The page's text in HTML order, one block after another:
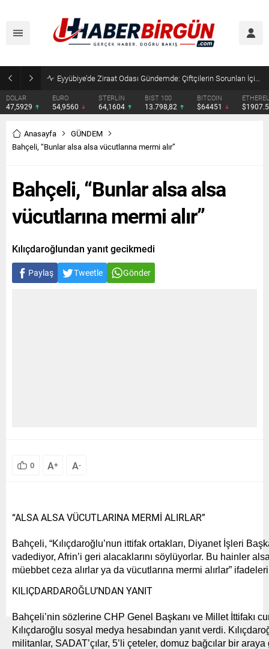
Eyyübiye’de Ziraat Odası Gündemde: Çiftçilerin Sorunları İçin Yeni Çağrı
DOLAR
47,5929
EURO
54,9560
STERLİN
64,1604
BIST 100
13.798,82
BITCOIN
$64451
Anasayfa
GÜNDEM
Bahçeli, “Bunlar alsa alsa vücutlarına mermi alır”
Bahçeli, “Bunlar alsa alsa
vücutlarına mermi alır”
Kılıçdaroğlundan yanıt gecikmedi
Paylaş Tweetle Gönder
0 A+ A-
“ALSA ALSA VÜCUTLARINA MERMİ ALIRLAR”
Bahçeli, “Kılıçdaroğlu’nun ittifak ortakları, Diyanet İşleri
vadediyor, Afrin’i geri alacaklarını söylüyorlar. Bu hainler
müebbet ceza alırlar ya da vücutlarına mermi alırlar”
KILIÇDARDAROĞLU’NDAN YANIT
Bahçeli’nin sözlerine CHP Genel Başkanı ve Millet İttifakı
Kılıçdaroğlu sosyal medya hesabından yanıt verdi.
militanlar, SADAT’çılar, 5’li çeteler, domuz bağcılar bir